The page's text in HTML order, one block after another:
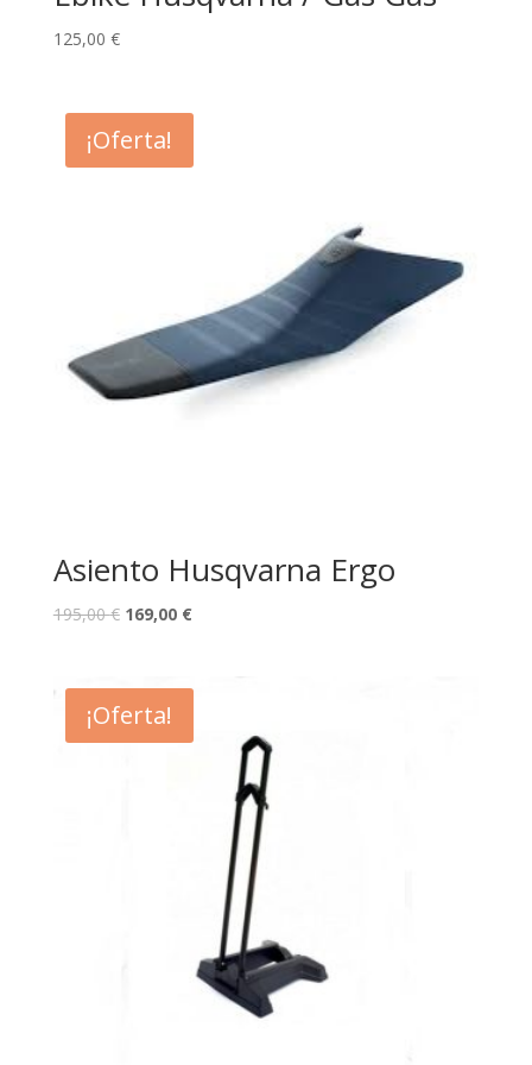
125,00 €
¡Oferta!
Asiento Husqvarna Ergo
195,00€ 169,00 €
¡Oferta!